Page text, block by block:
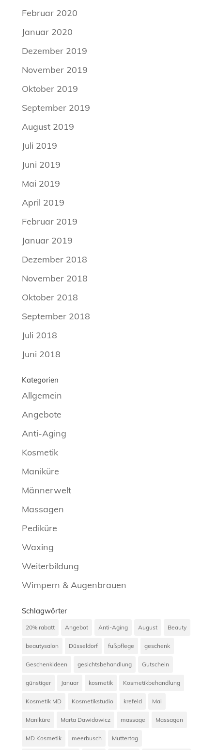
Februar 2020
Januar 2020
Dezember 2019
November 2019
Oktober 2019
September 2019
August 2019
Juli 2019
Juni 2019
Mai 2019
April 2019
Februar 2019
Januar 2019
Dezember 2018
November 2018
Oktober 2018
September 2018
Juli 2018
Juni 2018
Kategorien
Allgemein
Angebote
Anti-Aging
Kosmetik
Maniküre
Männerwelt
Massagen
Pediküre
Waxing
Weiterbildung
Wimpern & Augenbrauen
Schlagwörter
20% rabatt Angebot Anti-Aging August Beauty
beautysalon Düsseldorf fußpflege geschenk
Geschenkideen gesichtsbehandlung Gutschein
günstiger Januar kosmetik Kosmetikbehandlung
Kosmetik MD Kosmetikstudio krefeld Mai
Maniküre Marta Dawidowicz massage Massagen
MD Kosmetik meerbusch Muttertag